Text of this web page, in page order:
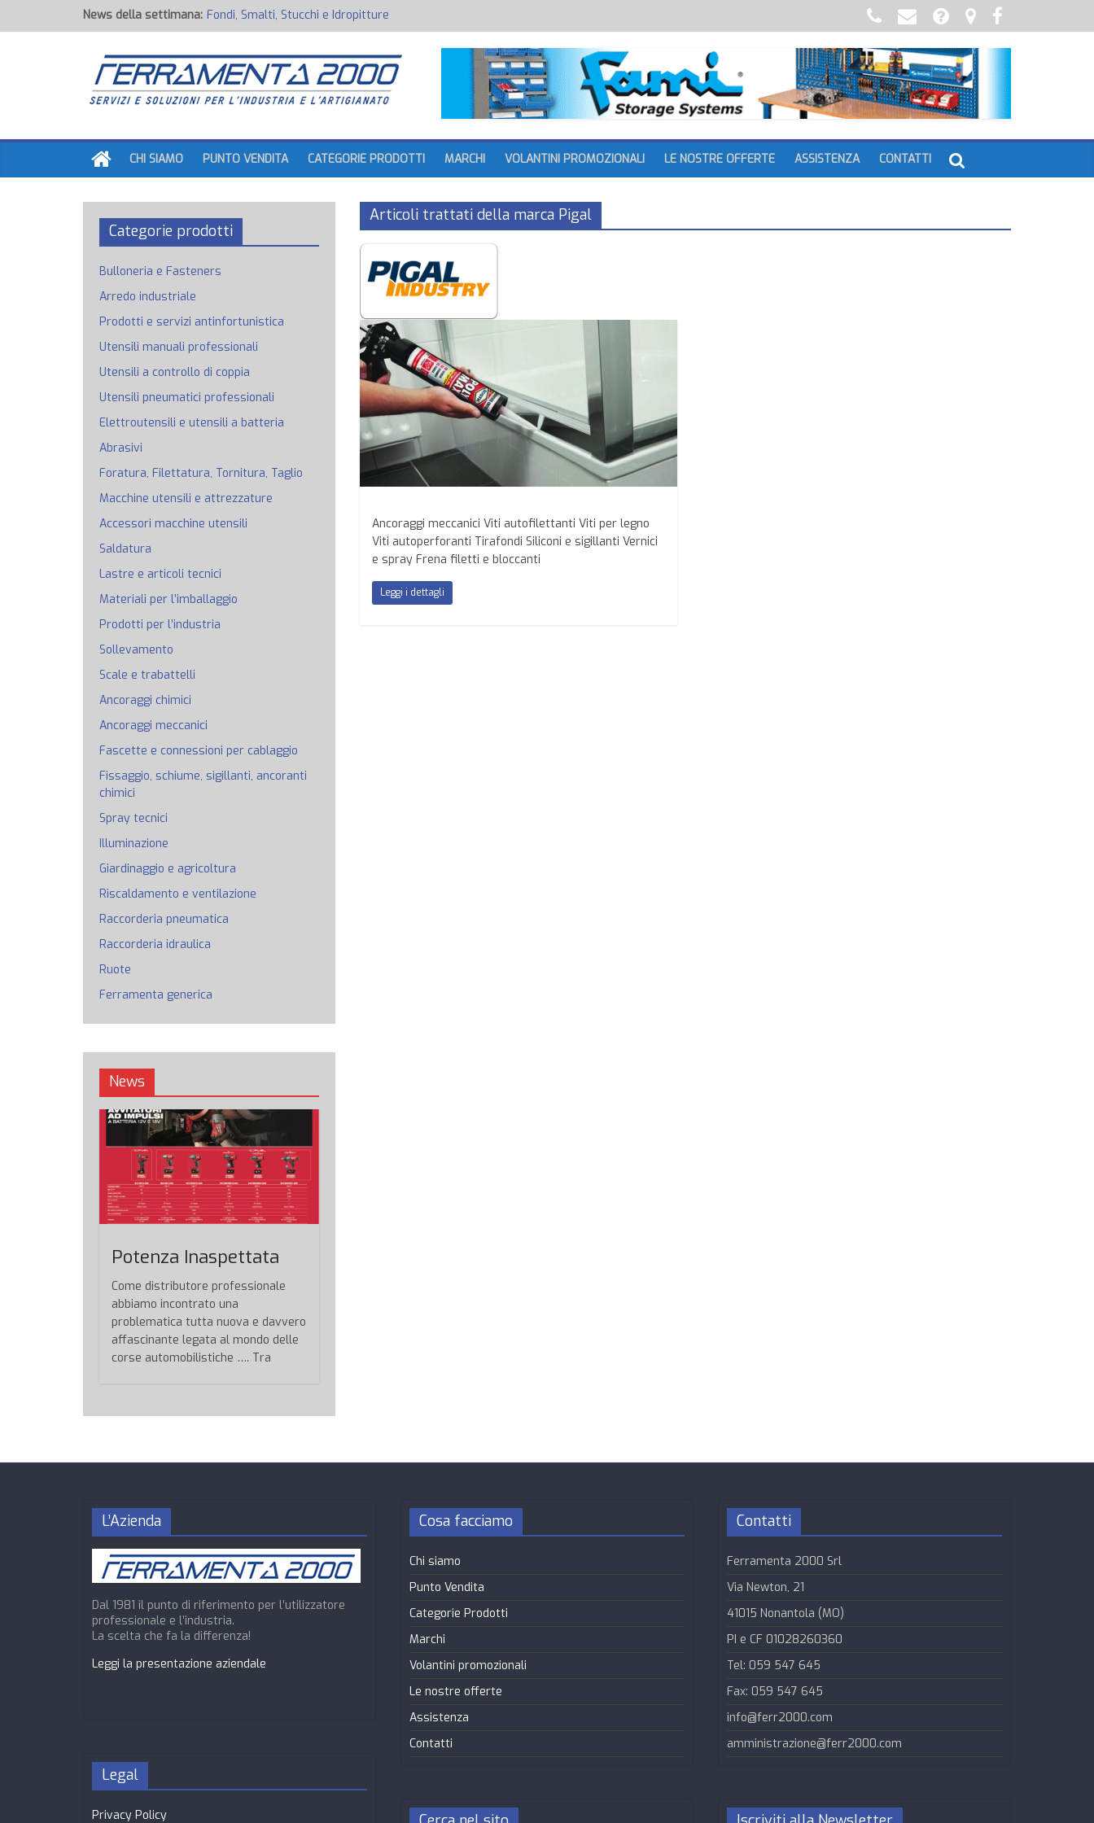
News della settimana: Fondi, Smalti, Stucchi e Idropitture
Potenza Inaspettata
Raccorderia pneumatica
Attrezzature professionali a batteria
Ancoraggi chimici
CHI SIAMO PUNTO VENDITA CATEGORIE PRODOTTI MARCHI VOLANTINI PROMOZIONALI LE NOSTRE OFFERTE ASSISTENZA CONTATTI
Articoli trattati della marca Pigal
Ancoraggi meccanici Viti autofilettanti Viti per legno
Viti autoperforanti Tirafondi Siliconi e sigillanti Vernici
e spray Frena filetti e bloccanti
Leggi i dettagli
Categorie prodotti
Bulloneria e Fasteners
Arredo industriale
Prodotti e servizi antinfortunistica
Utensili manuali professionali
Utensili a controllo di coppia
Utensili pneumatici professionali
Elettroutensili e utensili a batteria
Abrasivi
Foratura, Filettatura, Tornitura, Taglio
Macchine utensili e attrezzature
Accessori macchine utensili
Saldatura
Lastre e articoli tecnici
Materiali per l’imballaggio
Prodotti per l’industria
Sollevamento
Scale e trabattelli
Ancoraggi chimici
Ancoraggi meccanici
Fascette e connessioni per cablaggio
Fissaggio, schiume, sigillanti, ancoranti
chimici
Spray tecnici
Illuminazione
Giardinaggio e agricoltura
Riscaldamento e ventilazione
Raccorderia pneumatica
Raccorderia idraulica
Ruote
Ferramenta generica
News
Potenza Inaspettata
Come distributore professionale
abbiamo incontrato una
problematica tutta nuova e davvero
affascinante legata al mondo delle
corse automobilistiche …. Tra
L’Azienda
Dal 1981 il punto di riferimento per l’utilizzatore
professionale e l’industria.
La scelta che fa la differenza!
Leggi la presentazione aziendale
Legal
Privacy Policy
Cosa facciamo
Chi siamo
Punto Vendita
Categorie Prodotti
Marchi
Volantini promozionali
Le nostre offerte
Assistenza
Contatti
Contatti
Ferramenta 2000 Srl
Via Newton, 21
41015 Nonantola (MO)
PI e CF 01028260360
Tel: 059 547 645
Fax: 059 547 645
info@ferr2000.com
amministrazione@ferr2000.com